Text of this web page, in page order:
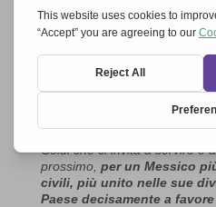
per “uscire insieme” e
una nuova società.
Cosí dice ilManifesto Finale
essere persone che aspirano
popolo nuovo, là dove vivono
Colui che ci invita a servire e
prossimo, per un Messico
civili, più unito nelle sue
Paese decisamente a